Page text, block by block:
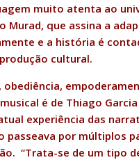
muito atenta ao
que assina a
e a história é
cultural.
é de Thiago
experiência das
passeava por múltiplos
“Trata-se de um tipo